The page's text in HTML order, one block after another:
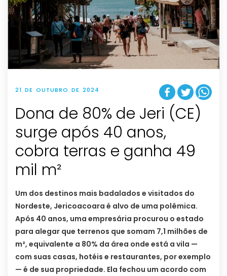
21 DE OUTUBRO DE 2024
Dona de 80% de Jeri (CE)
surge após 40 anos,
cobra terras e ganha 49
mil m²
Um dos destinos mais badalados e visitados do
Nordeste, Jericoacoara é alvo de uma polêmica.
Após 40 anos, uma empresária procurou o estado
para alegar que terrenos que somam 7,1 milhões de
m², equivalente a 80% da área onde está a vila —
com suas casas, hotéis e restaurantes, por exemplo
— é de sua propriedade. Ela fechou um acordo com